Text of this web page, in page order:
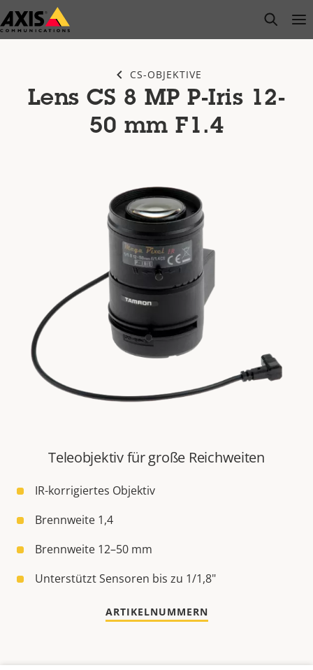
Zum
Hauptinhalt
open
CS-OBJEKTIVE
Lens CS 8 MP P-Iris 12-
50 mm F1.4
Teleobjektiv für große Reichweiten
IR-korrigiertes Objektiv
Brennweite 1,4
Brennweite 12–50 mm
Unterstützt Sensoren bis zu 1/1,8"
ARTIKELNUMMERN